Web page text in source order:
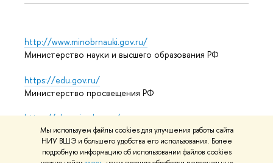
Мы используем файлы cookies для улучшения работы сайта
НИУ ВШЭ и большего удобства его использования. Более
подробную информацию об использовании файлов cookies
http://www.minobrnauki.gov.ru/
Министерство науки и высшего образования РФ
https://edu.gov.ru/
Министерство просвещения РФ
https://elearning.hse.ru/mooc
Массовые открытые онлайн-курсы